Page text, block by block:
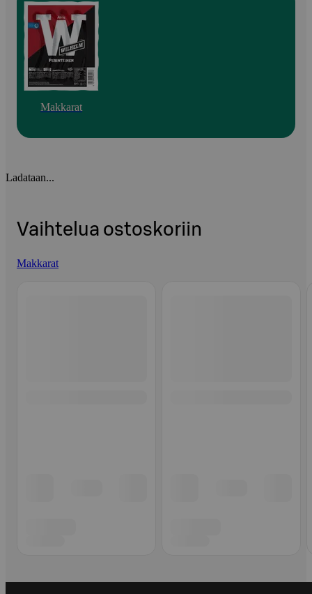
Makkarat
Ladataan...
Vaihtelua ostoskoriin
Makkarat